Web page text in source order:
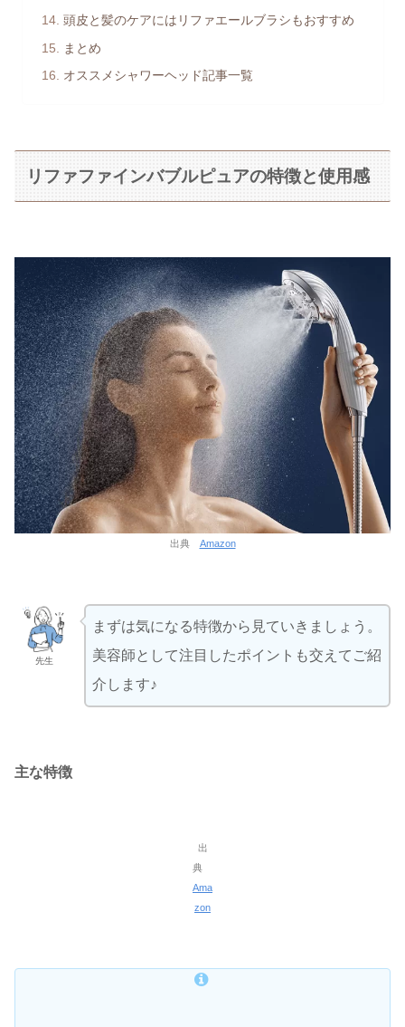
頭皮と髪のケアにはリファエールブラシもおすすめ
まとめ
オススメシャワーヘッド記事一覧
リファファインバブルピュアの特徴と使用感
出典 Amazon
先生
まずは気になる特徴から見ていきましょう。
美容師として注目したポイントも交えてご紹
介します♪
主な特徴
出
典
Ama
zon